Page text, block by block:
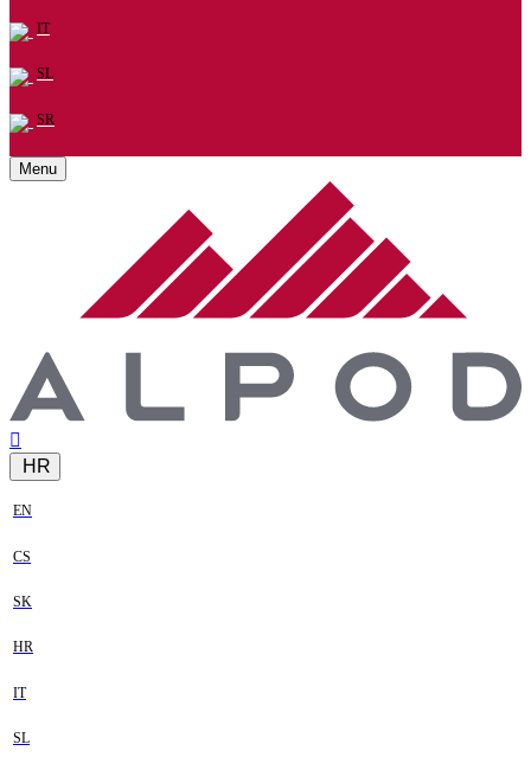
IT
SL
SR
Menu
HR
EN
CS
SK
HR
IT
SL